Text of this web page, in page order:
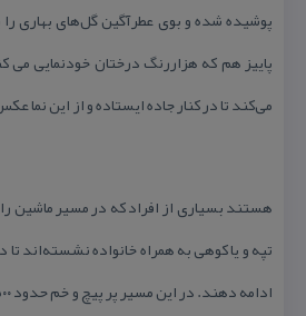
پوشیده شده و بوی عطرآگین گل‌های بهاری
پاییز هم كه هزاررنگ درختان خودنمایی می
می‌كند تا در كنار جاده ایستاده و از این نما
هستند بسیاری از افراد كه در مسیر ماشین
تپه و یا كوهی به همراه خانواده نشسته‌اند تا